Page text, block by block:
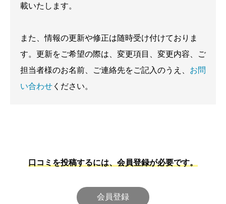
載いたします。
また、情報の更新や修正は随時受け付けておりま
す。更新をご希望の際は、変更項目、変更内容、ご
担当者様のお名前、ご連絡先をご記入のうえ、 お問
い合わせ ください。
口コミを投稿するには、会員登録が必要です。
会員登録